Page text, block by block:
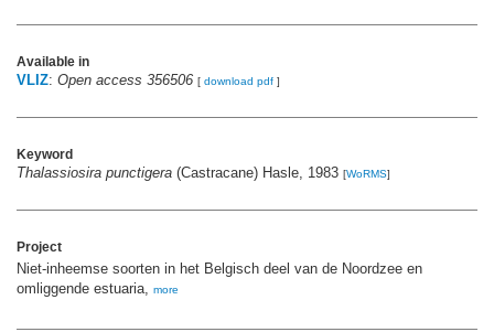
Available in
VLIZ: Open access 356506 [ download pdf ]
Keyword
Thalassiosira punctigera (Castracane) Hasle, 1983 [WoRMS]
Project
Niet-inheemse soorten in het Belgisch deel van de Noordzee en
omliggende estuaria, more